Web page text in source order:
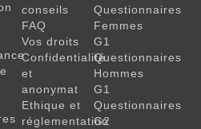
conseils
FAQ
Vos droits
Confidentialité
et
anonymat
Ethique et
réglementation
Questionnaires
Femmes
G1
Questionnaires
Hommes
G1
Questionnaires
G2